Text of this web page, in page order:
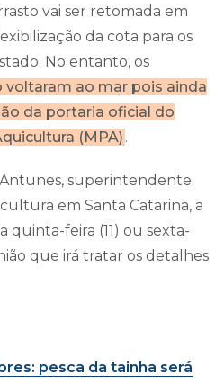
vai ser retomada em
da cota para os
No entanto, os
voltaram ao mar pois ainda
da portaria oficial do
(MPA) .
superintendente
em Santa Catarina, a
quinta-feira (11) ou sexta-
que irá tratar os detalhes
pesca da tainha será